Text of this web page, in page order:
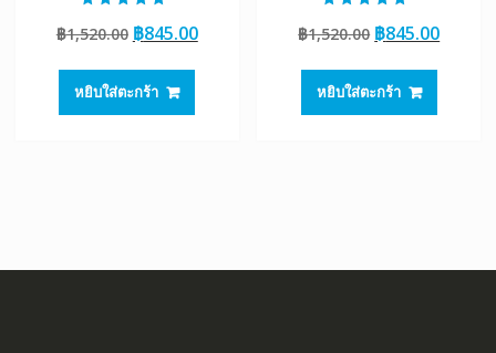
4.50
ตั้งแต่ 1-5
฿1,520.00 Original
was:
฿1,520.00.
฿845.00Current
หยิบใส่ตะกร้า
5.00
ตั้งแต่ 1-5
฿1,520.00 Original
was:
฿1,520.00.
฿845.00
หยิบใส่ตะกร้า